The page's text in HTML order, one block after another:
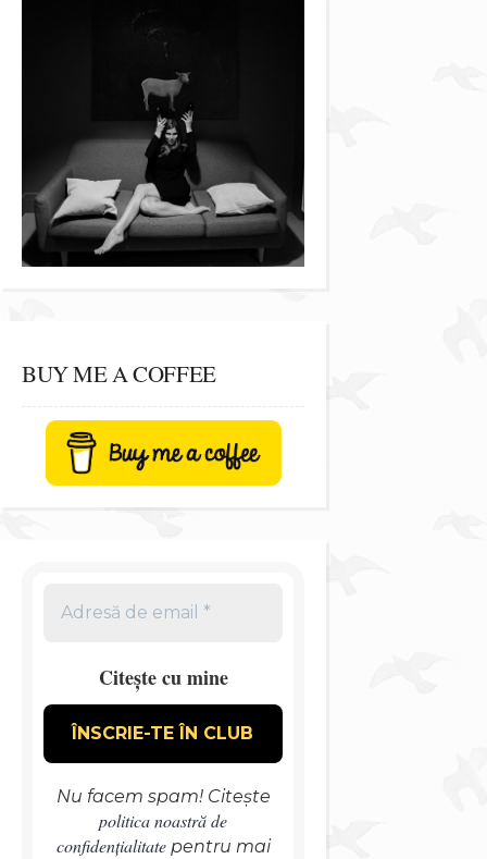
BUY ME A COFFEE
Citește cu mine
Nu facem spam! Citește
politica noastră de
confidențialitatepentru mai